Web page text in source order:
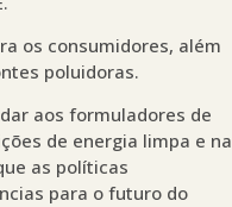
os consumidores, além
poluidoras.
aos formuladores de
de energia limpa e na
as políticas
para o futuro do